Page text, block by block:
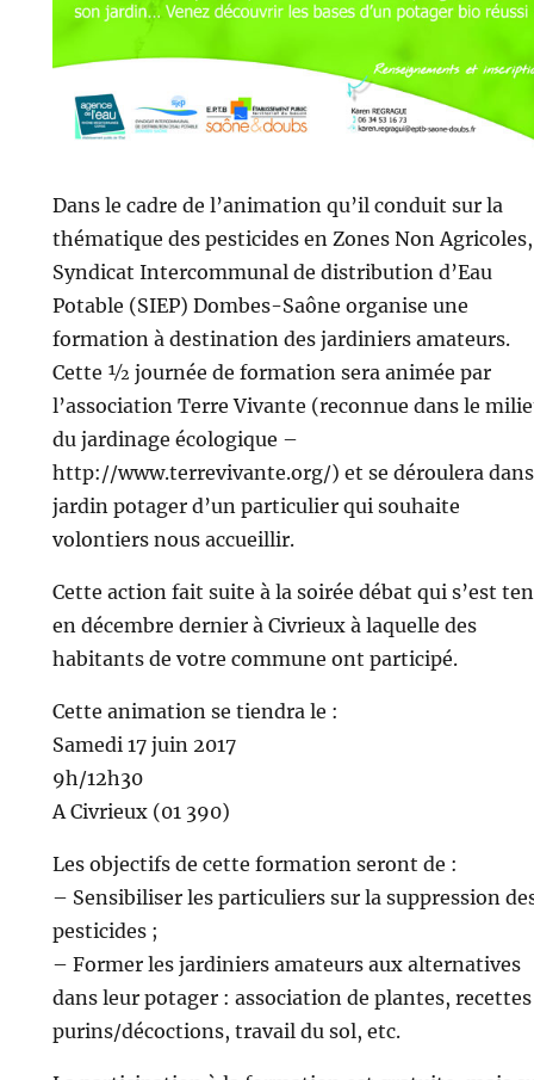
Dans le cadre de l’animation qu’il conduit sur la
thématique des pesticides en Zones Non
Syndicat Intercommunal de distribution d’Eau
Potable (SIEP) Dombes-Saône organise une
formation à destination des jardiniers amateurs.
Cette ½ journée de formation sera animée par
l’association Terre Vivante (reconnue dans le
du jardinage écologique –
http://www.terrevivante.org/) et se déroulera
jardin potager d’un particulier qui souhaite
volontiers nous accueillir.
Cette action fait suite à la soirée débat qui s’est
en décembre dernier à Civrieux à laquelle des
habitants de votre commune ont participé.
Cette animation se tiendra le :
Samedi 17 juin 2017
9h/12h30
A Civrieux (01 390)
Les objectifs de cette formation seront de :
– Sensibiliser les particuliers sur la suppression
pesticides ;
– Former les jardiniers amateurs aux alternatives
dans leur potager : association de plantes, recettes
purins/décoctions, travail du sol, etc.